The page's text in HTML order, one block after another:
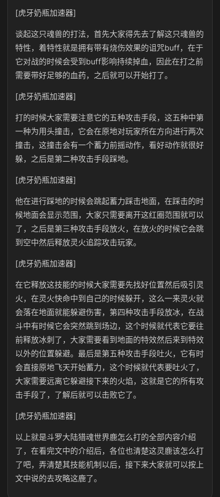
[虎牙奶瓶加速器]
谈起这只魂兽的打法，首先大家得先去了解这只魂兽的
特性，着特性就是拥有带有烧伤效果的诅咒buff，在于
它对战的时候会受到buff影响持续掉血，因此在打之前
需要带好足够的血药，之后就可以开始打了。
[虎牙奶瓶加速器]
打的时候大家需要注意它的五种攻击手段，这五种中第
一种为用头撞击，它会在原地对玩家所在方向进行两次
撞击，这撞击会有一个蓄力前摇动作，看好动作就很好
躲，之后是第二种攻击手段踩地。
[虎牙奶瓶加速器]
他在进行踩地的时候会跳起蓄力踩击地面，在踩击的时
候地面会显示范围，大家只需要离开这红圈范围就可以
了，之后是第三种攻击手段放火，在放火的时候它会跳
到空中然后释放灵火追踪攻击玩家。
[虎牙奶瓶加速器]
在它释放这技能的时候大家需要先找好位置然后吸引灵
火，在灵火快命中到自己的时候躲开，这么一来灵火就
会落在地面就能躲避伤害，第四种攻击手段放冰，在战
斗中有时候它会突然跳到场边，这个时候就代表它要往
前释放冰刺了，大家需要看到地面的特效然后来到特效
以外的位置躲避。最后是第五种攻击手段吐火，它有时
会直接原地飞天开始蓄力，这个时候就代表要吐火了，
大家需要远离它躲避接下来的火焰，这就是它的所有攻
击手段了，了解后就可以击败它了。
[虎牙奶瓶加速器]
以上就是斗罗大陆猎魂世界鹿怎么打的全部内容介绍
了，在看完文中的介绍后，各位也清楚这灵鹿该怎么打
了吧，弄清楚其技能机制以后，接下来大家就可以按上
文中说的去攻略这鹿了。